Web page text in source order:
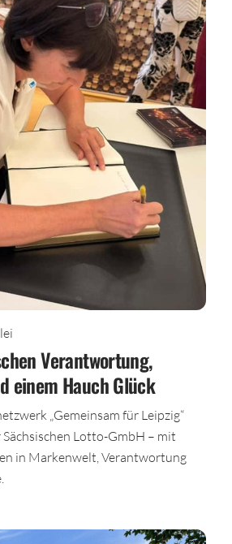
Verantwortung,
einem Hauch Glück
„Gemeinsam für Leipzig“
Lotto-GmbH – mit
in Markenwelt, Verantwortung